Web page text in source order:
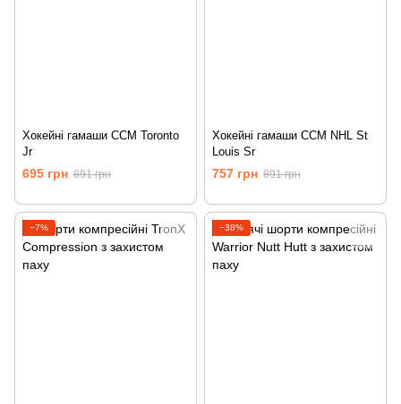
Хокейні гамаши CCM Toronto
Jr
695 грн 891 грн
Хокейні гамаши CCM NHL St
Louis Sr
757 грн 891 грн
−7% −38%